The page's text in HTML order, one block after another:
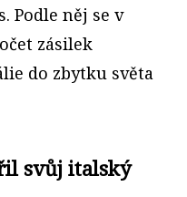
Podle něj se v
zásilek
do zbytku světa
svůj italský